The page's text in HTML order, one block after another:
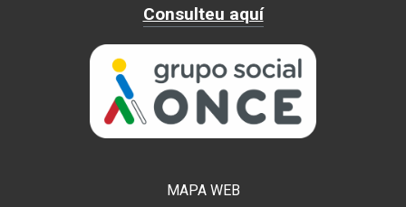
Consulteu aquí
MAPA WEB